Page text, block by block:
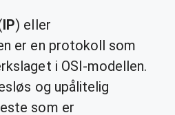
IP) eller
er en protokoll som
i OSI-modellen.
og upålitelig
som er